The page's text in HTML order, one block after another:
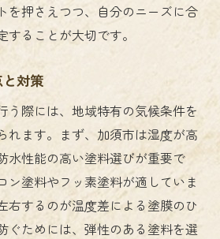
を押さえつつ、自分のニーズに合
ることが大切です。
対策
う際には、地域特有の気候条件を
れます。まず、加須市は湿度が高
水性能の高い塗料選びが重要で
ン塗料やフッ素塗料が適していま
右するのが温度差による塗膜のひ
ぐためには、弾性のある塗料を選